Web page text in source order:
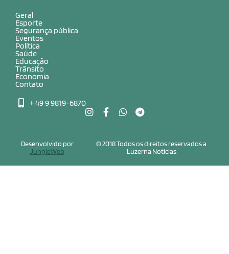
Geral
Esporte
Segurança pública
Eventos
Política
Saúde
Educação
Trânsito
Economia
Contato
+ 49 9 9819-6870
© 2018 Todos os direitos reservados a
Luzerna Notícias
Desenvolvido por
JungleWeb